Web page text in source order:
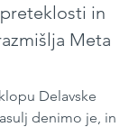
in
Meta
Delavske
denimo je, in